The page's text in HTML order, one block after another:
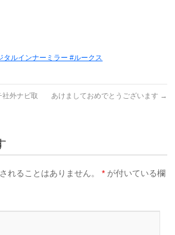
タルインナーミラー #ルークス
外ナビ取
あけましておめでとうございます →
れることはありません。 * が付いている欄